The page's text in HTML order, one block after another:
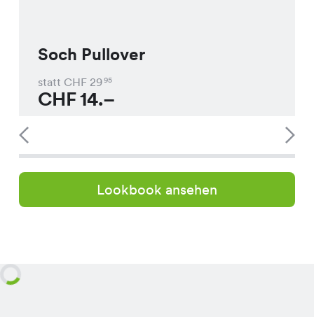
Soch Pullover
statt CHF 2995
CHF14.–
Lookbook ansehen